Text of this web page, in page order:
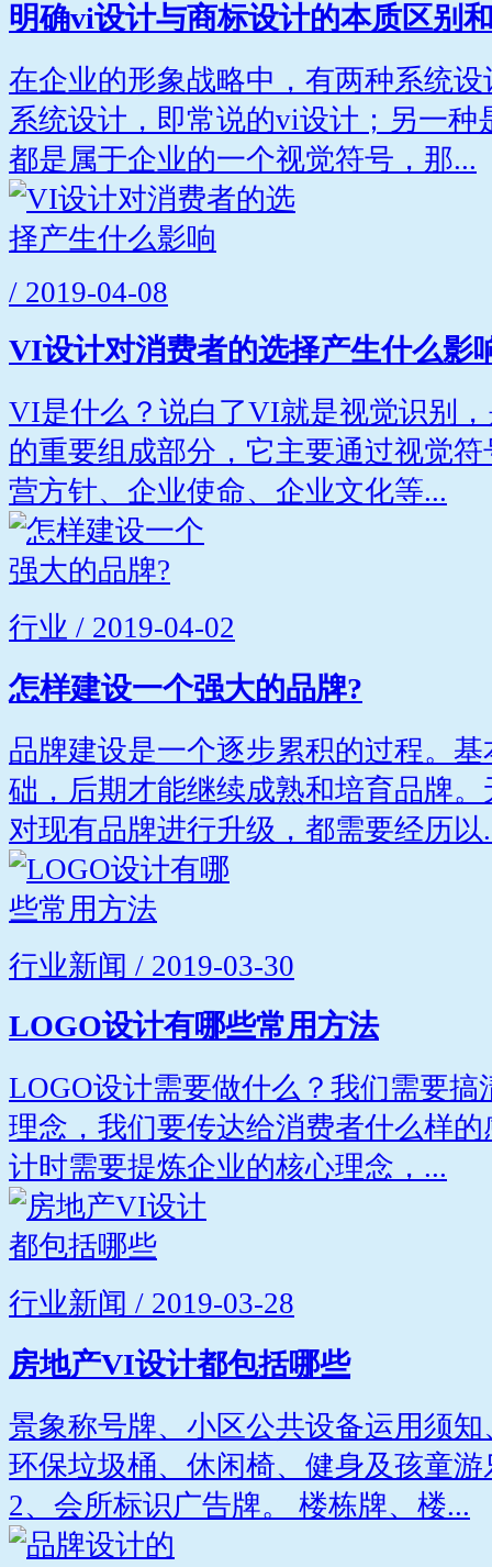
明确vi设计与商标设计的本质区别
在企业的形象战略中，有两种系统
系统设计，即常说的vi设计；另一种
都是属于企业的一个视觉符号，那...
/ 2019-04-08
VI设计对消费者的选择产生什么影
VI是什么？说白了VI就是视觉识别
的重要组成部分，它主要通过视觉
营方针、企业使命、企业文化等...
行业 / 2019-04-02
怎样建设一个强大的品牌?
品牌建设是一个逐步累积的过程。
础，后期才能继续成熟和培育品牌
对现有品牌进行升级，都需要经历以
行业新闻 / 2019-03-30
LOGO设计有哪些常用方法
LOGO设计需要做什么？我们需要
理念，我们要传达给消费者什么样
计时需要提炼企业的核心理念，...
行业新闻 / 2019-03-28
房地产VI设计都包括哪些
景象称号牌、小区公共设备运用须
环保垃圾桶、休闲椅、健身及孩童
2、会所标识广告牌。 楼栋牌、楼...